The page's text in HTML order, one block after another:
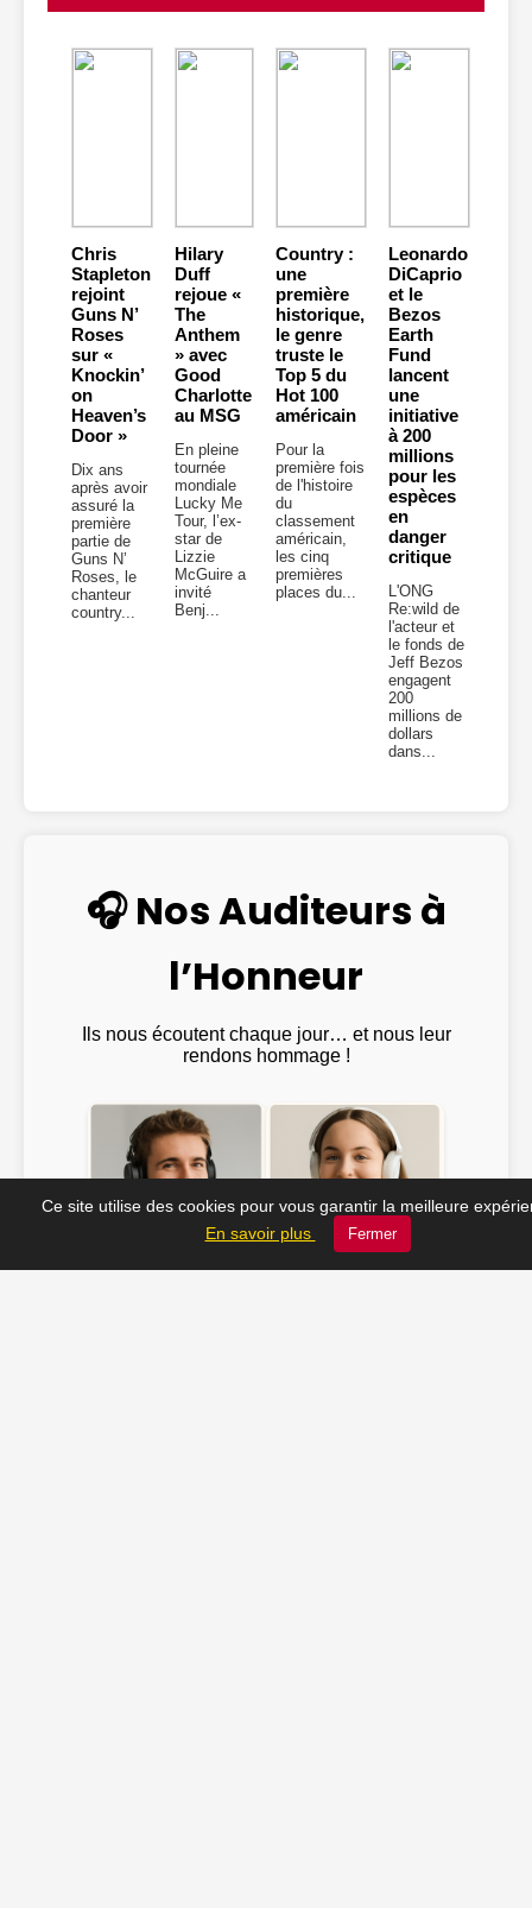
Chris
Stapleton
rejoint
Guns N’
Roses
sur «
Knockin’
on
Heaven’s
Door »
Dix ans
après avoir
assuré la
première
partie de
Guns N’
Roses, le
chanteur
country...
Hilary
Duff
rejoue «
The
Anthem
» avec
Good
Charlotte
au MSG
En pleine
tournée
mondiale
Lucky Me
Tour, l’ex-
star de
Lizzie
McGuire a
invité
Benj...
Country :
une
première
historique,
le genre
truste le
Top 5 du
Hot 100
américain
Pour la
première fois
de l'histoire
du
classement
américain,
les cinq
premières
places du...
Leonardo
DiCaprio
et le
Bezos
Earth
Fund
lancent
une
initiative
à 200
millions
pour les
espèces
en
danger
critique
L'ONG
Re:wild de
l'acteur et
le fonds de
Jeff Bezos
engagent
200
millions de
dollars
dans...
🎧 Nos Auditeurs à
l’Honneur
Ils nous écoutent chaque jour… et nous leur
rendons hommage !
Ce site utilise des cookies pour vous garantir la meilleure
En savoir plus
Fermer